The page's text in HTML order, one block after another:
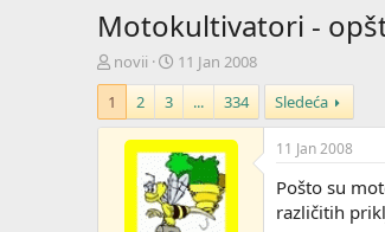
Motokultivatori -
Z
a
č
e
novii
D
a
u
m
p
o
k
11 Jan 2008
1
2 3 ... 334 Sledeća
11 Jan 2008
Pošto su
različitih